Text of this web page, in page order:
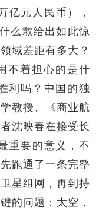
亿元人民币），
么敢给出如此惊
域差距有多大？
不着担心的是什
利吗？中国的独
教授、《商业航
沈映春在接受长
重要的意义，不
跑通了一条完整
星组网，再到持
的问题：太空，